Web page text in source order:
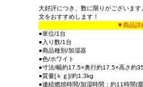
大好評につき、数に限りがございま
文をおすすめします！
▼商品詳
●単位/1台
●入り数/1台
●商品種別/加湿器
●色/ホワイト
●寸法/幅約17.5×奥行約17.5×高さ約
●質量[ｋｇ]/約1.3kg
●連続燃焼時間/加湿時間：約11時間(